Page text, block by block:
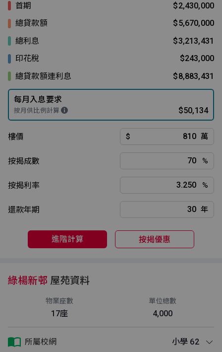
首期
$2,430,000
總貸款額
$5,670,000
總利息
$3,213,431
印花稅
$243,000
總貸款額連利息
$8,883,431
每月入息要求
按月供比例計算 $50,134
樓價 $ 萬
按揭成數 %
按揭利率 %
還款年期 年
進階計算 按揭優惠
綠楊新邨 屋苑資料
物業座數
17座
單位總數
4,000
所屬校網 小學 62